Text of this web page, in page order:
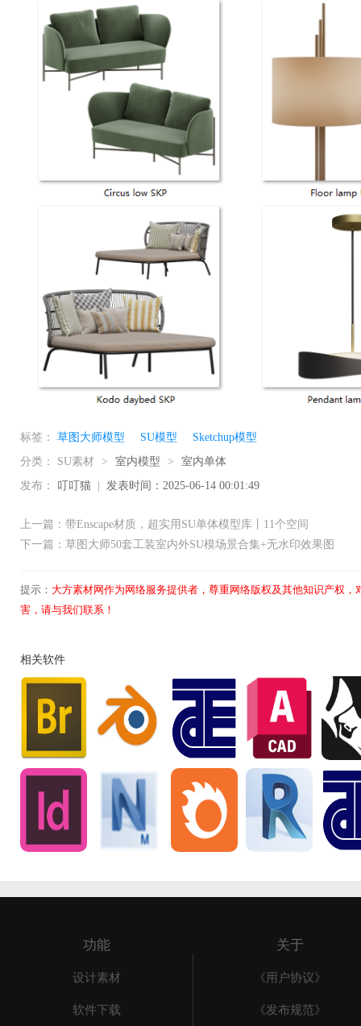
标签： 草图大师模型 SU模型
Sketchup模型
分类： SU素材 > 室内模型 >
室内单体
发布：
叮叮猫 发表时间：2025-06-14 00:01:49
上一篇：带Enscape材质，超实用SU单体模型库丨11个空间
下一篇：草图大师50套工装室内外SU模场景合集+无水印效果图
提示： 大方素材网作为网络服务提供者，尊重网络版权及其他知识产权
害，请与我们联系！
相关软件
功能
设计素材
软件下载
关于
《用户协议》
《发布规范》